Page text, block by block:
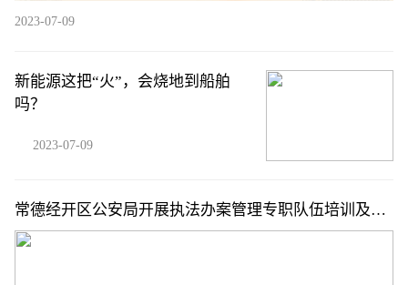
2023-07-09
新能源这把“火”，会烧地到船舶
吗？
2023-07-09
常德经开区公安局开展执法办案管理专职队伍培训及应
急演练